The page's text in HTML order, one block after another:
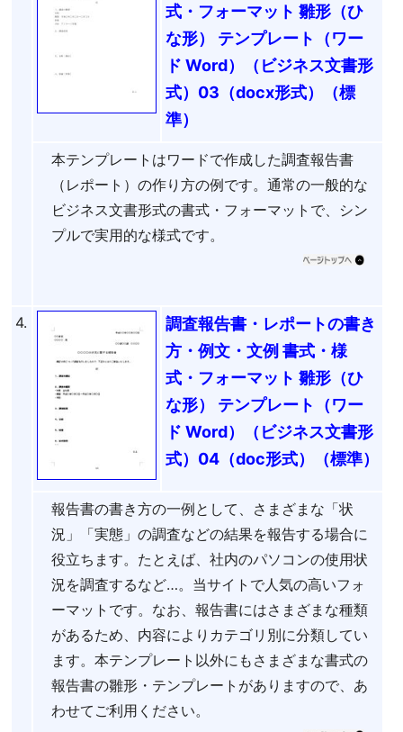
式・フォーマット 雛形（ひ
な形） テンプレート（ワー
ド Word）（ビジネス文書形
式）03（docx形式）（標
準）
本テンプレートはワードで作成した調査報告書
（レポート）の作り方の例です。通常の一般的な
ビジネス文書形式の書式・フォーマットで、シン
プルで実用的な様式です。
4.
調査報告書・レポートの書き
方・例文・文例 書式・様
式・フォーマット 雛形（ひ
な形） テンプレート（ワー
ド Word）（ビジネス文書形
式）04（doc形式）（標準）
報告書の書き方の一例として、さまざまな「状
況」「実態」の調査などの結果を報告する場合に
役立ちます。たとえば、社内のパソコンの使用状
況を調査するなど…。当サイトで人気の高いフォ
ーマットです。なお、報告書にはさまざまな種類
があるため、内容によりカテゴリ別に分類してい
ます。本テンプレート以外にもさまざまな書式の
報告書の雛形・テンプレートがありますので、あ
わせてご利用ください。